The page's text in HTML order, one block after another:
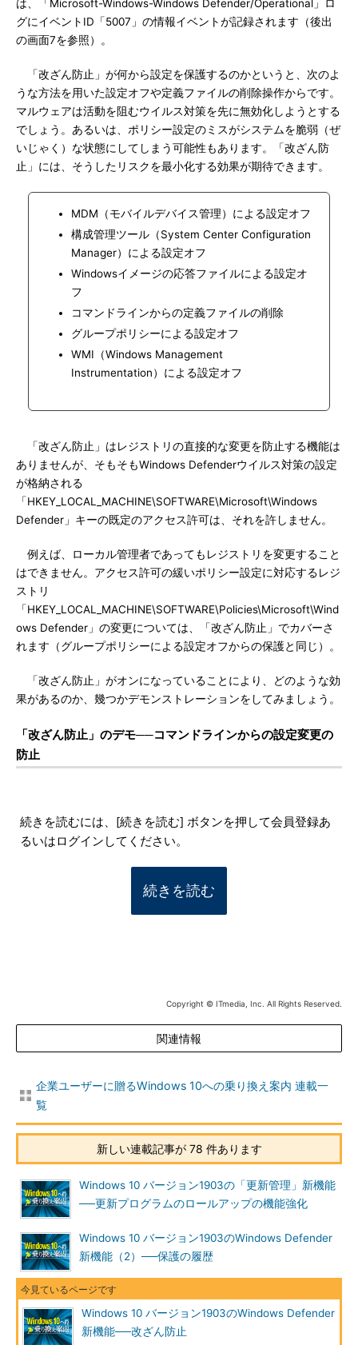
は、「Microsoft-Windows-Windows Defender/Operational」ロ
グにイベントID「5007」の情報イベントが記録されます（後出
の画面7を参照）。
「改ざん防止」が何から設定を保護するのかというと、次のよ
うな方法を用いた設定オフや定義ファイルの削除操作からです。
マルウェアは活動を阻むウイルス対策を先に無効化しようとする
でしょう。あるいは、ポリシー設定のミスがシステムを脆弱（ぜ
いじゃく）な状態にしてしまう可能性もあります。「改ざん防
止」には、そうしたリスクを最小化する効果が期待できます。
MDM（モバイルデバイス管理）による設定オフ
構成管理ツール（System Center Configuration
Manager）による設定オフ
Windowsイメージの応答ファイルによる設定オ
フ
コマンドラインからの定義ファイルの削除
グループポリシーによる設定オフ
WMI（Windows Management
Instrumentation）による設定オフ
「改ざん防止」はレジストリの直接的な変更を防止する機能は
ありませんが、そもそもWindows Defenderウイルス対策の設定
が格納される
「HKEY_LOCAL_MACHINE\SOFTWARE\Microsoft\Windows
Defender」キーの既定のアクセス許可は、それを許しません。
例えば、ローカル管理者であってもレジストリを変更すること
はできません。アクセス許可の緩いポリシー設定に対応するレジ
ストリ
「HKEY_LOCAL_MACHINE\SOFTWARE\Policies\Microsoft\Wind
ows Defender」の変更については、「改ざん防止」でカバーさ
れます（グループポリシーによる設定オフからの保護と同じ）。
「改ざん防止」がオンになっていることにより、どのような効
果があるのか、幾つかデモンストレーションをしてみましょう。
「改ざん防止」のデモ──コマンドラインからの設定変更の
防止
続きを読むには、[続きを読む] ボタンを押して会員登録あ
るいはログインしてください。
続きを読む
Copyright © ITmedia, Inc. All Rights Reserved.
関連情報
企業ユーザーに贈るWindows 10への乗り換え案内 連載一
覧
新しい連載記事が 78 件あります
Windows 10 バージョン1903の「更新管理」新機能
──更新プログラムのロールアップの機能強化
Windows 10 バージョン1903のWindows Defender
新機能（2）──保護の履歴
Windows 10 バージョン1903のWindows Defender
新機能──改ざん防止